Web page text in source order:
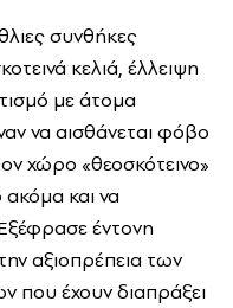
συνθήκες
κελιά, έλλειψη
με άτομα
να αισθάνεται φόβο
χώρο «θεοσκότεινο»
και να
έντονη
αξιοπρέπεια των
που έχουν διαπράξει